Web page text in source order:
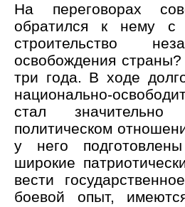
На переговорах
обратился к нему с
строительство
освобождения
три года. В ходе
национально-
стал
политическом
у него
широкие
вести
боевой опыт,